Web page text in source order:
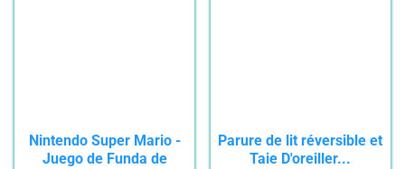
Nintendo Super Mario -
Juego de Funda de
Parure de lit réversible et
Taie D'oreiller...